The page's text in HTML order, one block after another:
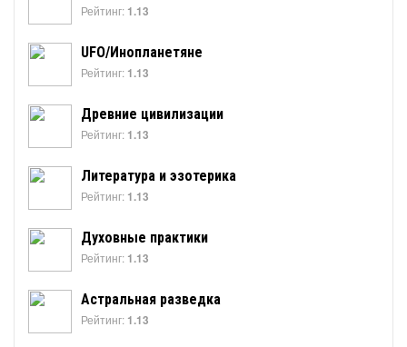
Рейтинг: 1.13
UFO/Инопланетяне
Рейтинг: 1.13
Древние цивилизации
Рейтинг: 1.13
Литература и эзотерика
Рейтинг: 1.13
Духовные практики
Рейтинг: 1.13
Астральная разведка
Рейтинг: 1.13